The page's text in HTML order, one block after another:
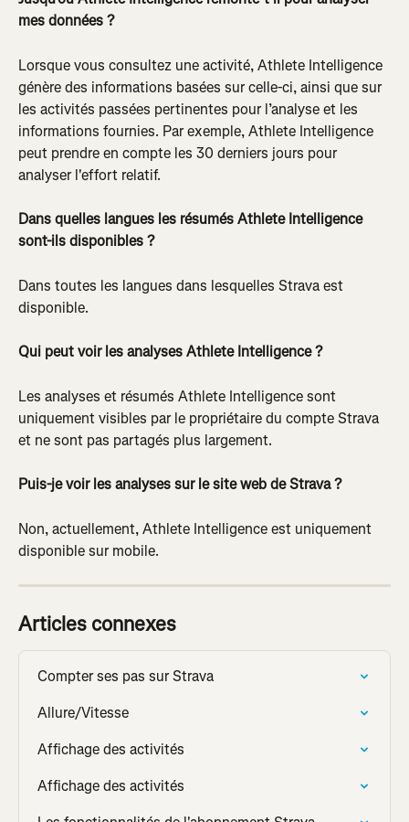
mes données ?
Lorsque vous consultez une activité, Athlete Intelligence
génère des informations basées sur celle-ci, ainsi que sur
les activités passées pertinentes pour l’analyse et les
informations fournies. Par exemple, Athlete Intelligence
peut prendre en compte les 30 derniers jours pour
analyser l'effort relatif.
Dans quelles langues les résumés Athlete Intelligence
sont-ils disponibles ?
Dans toutes les langues dans lesquelles Strava est
disponible.
Qui peut voir les analyses Athlete Intelligence ?
Les analyses et résumés Athlete Intelligence sont
uniquement visibles par le propriétaire du compte Strava
et ne sont pas partagés plus largement.
Puis-je voir les analyses sur le site web de Strava ?
Non, actuellement, Athlete Intelligence est uniquement
disponible sur mobile.
Articles connexes
Compter ses pas sur Strava
Allure/Vitesse
Affichage des activités
Affichage des activités